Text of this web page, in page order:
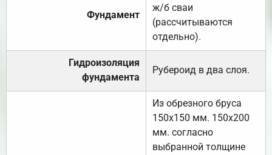
Фундамент
ж/б сваи
(рассчитываются
отдельно).
Гидроизоляция
фундамента
Рубероид в два слоя.
Из обрезного бруса
150х150 мм. 150х200
мм. согласно
выбранной толщине